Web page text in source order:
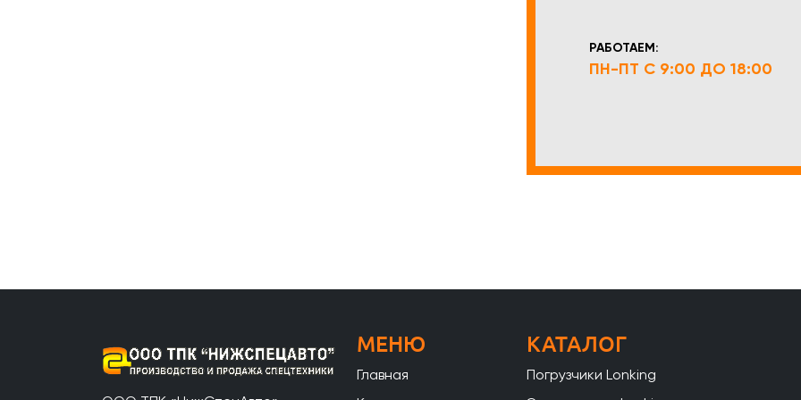
РАБОТАЕМ:
ПН-ПТ С 9:00 ДО 18:00
МЕНЮ
Главная
КАТАЛОГ
Погрузчики Lonking